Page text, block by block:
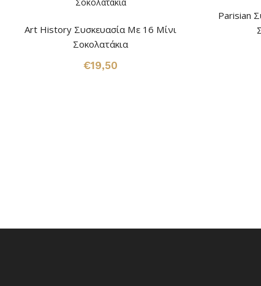
Art History Συσκευασία Με 16 Μίνι
Σοκολατάκια
€19,50
Parisian